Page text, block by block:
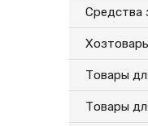
Средства
Товары
Товары